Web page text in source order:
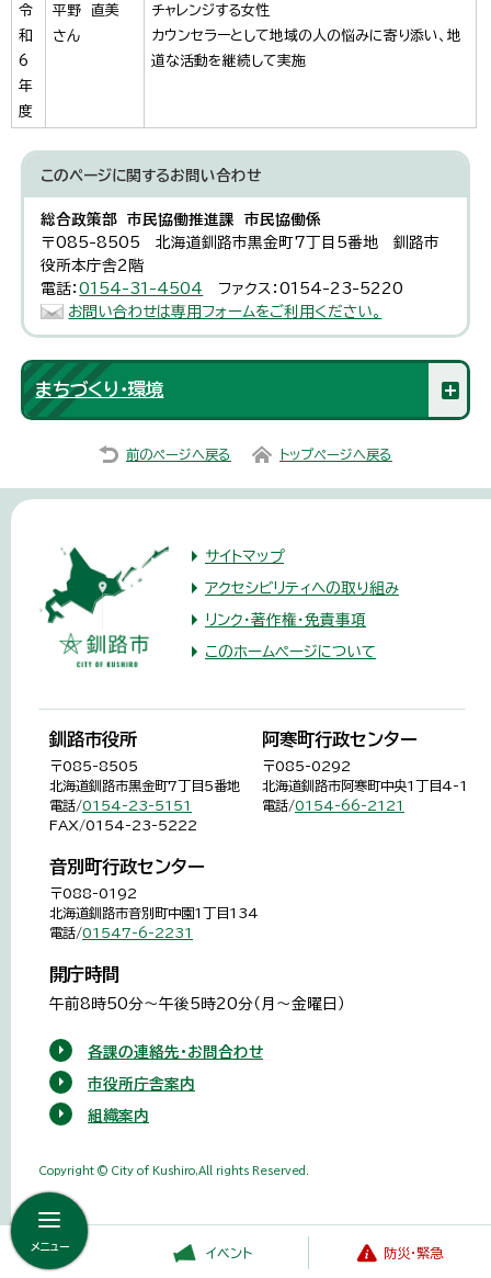
令
和
6
年
度
平野 直美
さん
チャレンジする女性
カウンセラーとして地域の人の悩みに寄り添い、地
道な活動を継続して実施
このページに関するお問い合わせ
総合政策部 市民協働推進課 市民協働係
〒085-8505 北海道釧路市黒金町7丁目5番地 釧路市
役所本庁舎2階
電話：0154-31-4504
ファクス：0154-23-5220
お問い合わせは専用フォームをご利用ください。
まちづくり・環境
前のページへ戻る トップページへ戻る
メニュー イベント 防災・緊急
サイトマップ
アクセシビリティへの取り組み
リンク・著作権・免責事項
このホームページについて
釧路市役所
〒085-8505
北海道釧路市黒金町7丁目5番地
電話/0154-23-5151
FAX/0154-23-5222
阿寒町行政センター
〒085-0292
北海道釧路市阿寒町中央1丁目4-1
電話/0154-66-2121
音別町行政センター
〒088-0192
北海道釧路市音別町中園1丁目134
電話/01547-6-2231
開庁時間
午前8時50分～午後5時20分（月～金曜日）
各課の連絡先・お問合わせ
市役所庁舎案内
組織案内
Copyright © City of Kushiro,All rights Reserved.